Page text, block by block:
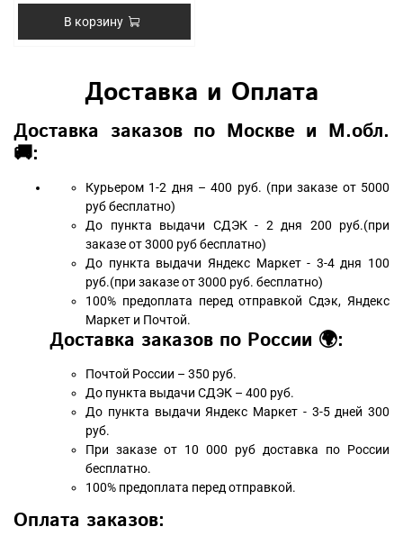
В корзину
Доставка и Оплата
Доставка заказов по Москве и М.обл.
🚚:
Курьером 1-2 дня – 400 руб. (при заказе от 5000
руб бесплатно)
До пункта выдачи СДЭК - 2 дня 200 руб.(при
заказе от 3000 руб бесплатно)
До пункта выдачи Яндекс Маркет - 3-4 дня 100
руб.(при заказе от 3000 руб. бесплатно)
100% предоплата перед отправкой Сдэк, Яндекс
Маркет и Почтой.
Доставка заказов по России 🌍:
Почтой России – 350 руб.
До пункта выдачи СДЭК – 400 руб.
До пункта выдачи Яндекс Маркет - 3-5 дней 300
руб.
При заказе от 10 000 руб доставка по России
бесплатно.
100% предоплата перед отправкой.
Оплата заказов: